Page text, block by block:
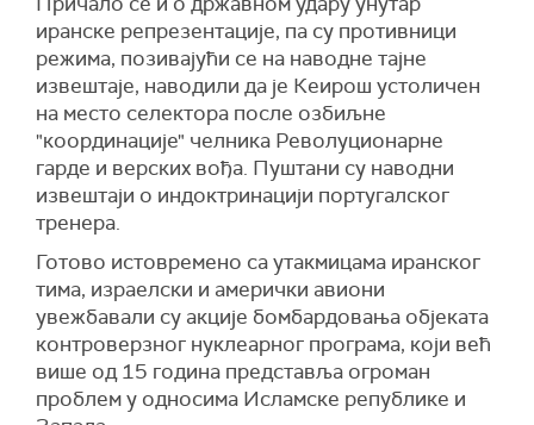
иранске репрезентације, па су противници
режима, позивајући се на наводне тајне
извештаје, наводили да је Кеирош устоличен
на место селектора после озбиљне
"координације" челника Револуционарне
гарде и верских вођа. Пуштани су наводни
извештаји о индоктринацији португалског
тренера.
Готово истовремено са утакмицама иранског
тима, израелски и амерички авиони
увежбавали су акције бомбардовања објеката
контроверзног нуклеарног програма, који већ
више од 15 година представља огроман
проблем у односима Исламске републике и